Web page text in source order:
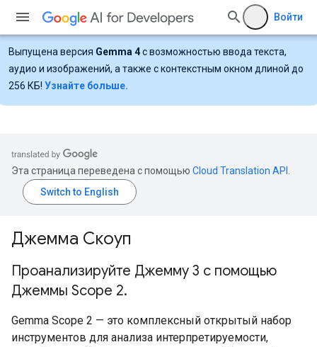
Войти
Выпущена версия Gemma 4с возможностью ввода текста,
аудио и изображений, а также с контекстным окном длиной до
256 КБ! Узнайте больше.
Эта страница переведена с помощью Cloud Translation API
Джемма Скоуп
Проанализируйте Джемму 3 с помощью
Джеммы Scope 2.
Gemma Scope 2 — это комплексный открытый набор
инструментов для анализа интерпретируемости,